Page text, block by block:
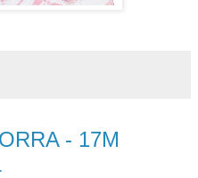
- 17M